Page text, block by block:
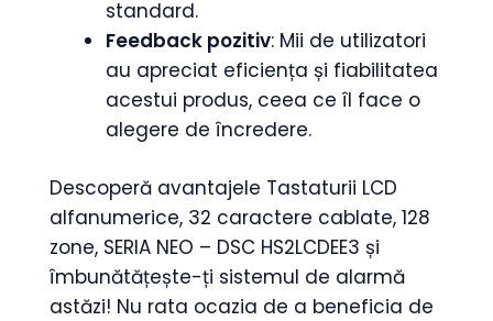
standard.
Feedback pozitiv: Mii de utilizatori
au apreciat eficiența și fiabilitatea
acestui produs, ceea ce îl face o
alegere de încredere.
Descoperă avantajele Tastaturii LCD
alfanumerice, 32 caractere cablate, 128
zone, SERIA NEO – DSC HS2LCDEE3 și
îmbunătățește-ți sistemul de alarmă
astăzi! Nu rata ocazia de a beneficia de